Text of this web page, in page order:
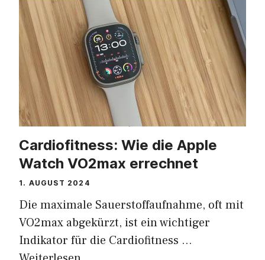
Cardiofitness: Wie die Apple
Watch VO2max errechnet
1. AUGUST 2024
Die maximale Sauerstoffaufnahme, oft mit
VO2max abgekürzt, ist ein wichtiger
Indikator für die Cardiofitness …